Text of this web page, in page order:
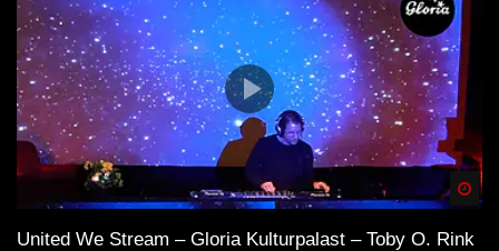
United We Stream – Gloria Kulturpalast – Toby O. Rink